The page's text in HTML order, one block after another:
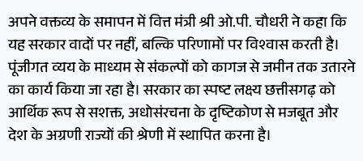
अपने वक्तव्य के समापन में वित्त मंत्री श्री ओ.पी. चौधरी ने कहा कि
यह सरकार वादों पर नहीं, बल्कि परिणामों पर विश्वास करती है।
पूंजीगत व्यय के माध्यम से संकल्पों को कागज से जमीन तक उतारने
का कार्य किया जा रहा है। सरकार का स्पष्ट लक्ष्य छत्तीसगढ़ को
आर्थिक रूप से सशक्त, अधोसंरचना के दृष्टिकोण से मजबूत और
देश के अग्रणी राज्यों की श्रेणी में स्थापित करना है।